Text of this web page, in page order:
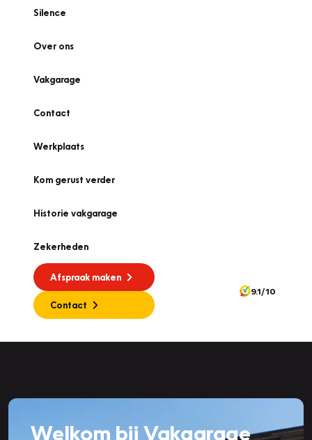
Silence
Over ons
Vakgarage
Contact
Werkplaats
Kom gerust verder
Historie vakgarage
Zekerheden
Afspraak maken
Contact
9.1/10
Welkom bij Vakgarage